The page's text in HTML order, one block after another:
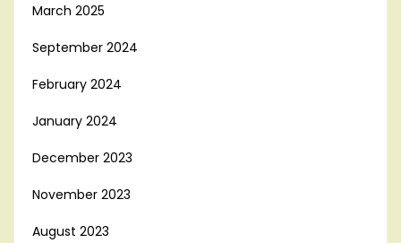
March 2025
September 2024
February 2024
January 2024
December 2023
November 2023
August 2023